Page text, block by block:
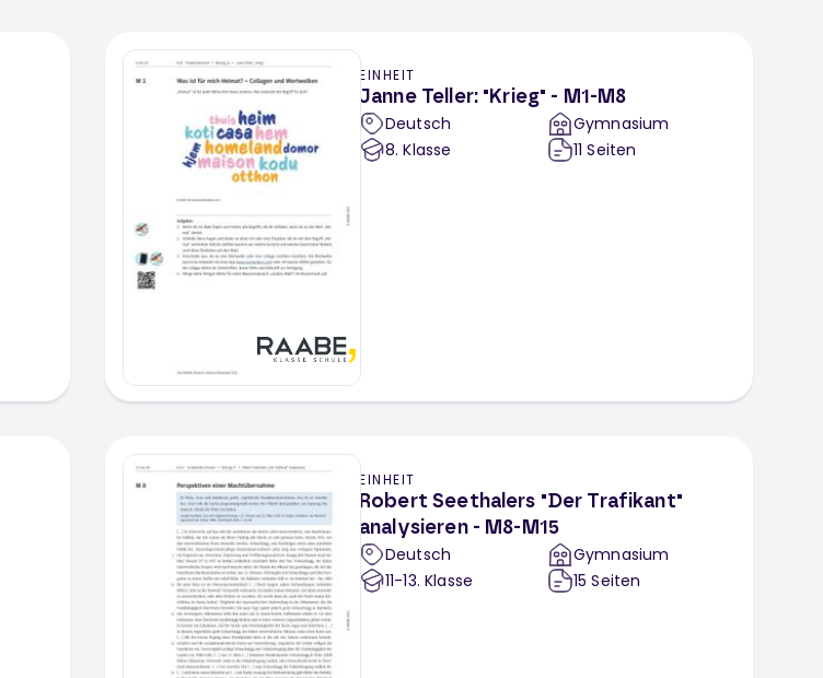
EINHEIT
Janne Teller: "Krieg" - M1-M8
Deutsch
8. Klasse
Gymnasium
11 Seiten
EINHEIT
Robert Seethalers "Der Trafikant"
analysieren - M8-M15
Deutsch
11-13. Klasse
Gymnasium
15 Seiten